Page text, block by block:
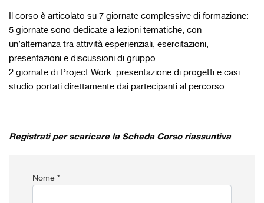
Il corso è articolato su 7 giornate complessive di formazione:
5 giornate sono dedicate a lezioni tematiche, con
un’alternanza tra attività esperienziali, esercitazioni,
presentazioni e discussioni di gruppo.
2 giornate di Project Work: presentazione di progetti e casi
studio portati direttamente dai partecipanti al percorso
Registrati per scaricare la Scheda Corso riassuntiva
Nome *